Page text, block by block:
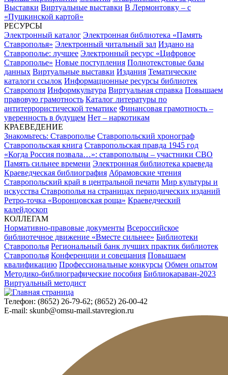
Выставки Виртуальные выставки В Лермонтовку – с
«Пушкинской картой»
РЕСУРСЫ
Электронный каталог Электронная библиотека «Память
Ставрополья» Электронный читальный зал Издано на
Ставрополье: лучшее Электронный ресурс «Цифровое
Ставрополье» Новые поступления Полнотекстовые базы
данных Виртуальные выставки Издания Тематические
каталоги ссылок Информационные ресурсы библиотек
Ставрополя Информкультура Виртуальная справка Повышаем
правовую грамотность Каталог литературы по
антитеррористической тематике Финансовая грамотность –
уверенность в будущем Нет – наркотикам
КРАЕВЕДЕНИЕ
Знакомьтесь: Ставрополье Ставропольский хронограф
Ставропольская книга Ставропольская правда 1945 год
«Когда Россия позвала…»: ставропольцы – участники СВО
Память сильнее времени Электронная библиотека краеведа
Краеведческая библиография Абрамовские чтения
Ставропольский край в центральной печати Мир культуры и
искусства Ставрополья на страницах периодических изданий
Ретро-точка «Воронцовская роща» Краеведческий
калейдоскоп
КОЛЛЕГАМ
Нормативно-правовые документы Всероссийское
библиотечное движение «Вместе сильнее» Библиотеки
Ставрополья Региональный банк лучших практик библиотек
Ставрополья Конференции и совещания Повышаем
квалификацию Профессиональные конкурсы Обмен опытом
Методико-библиографические пособия Библиокараван-2023
Виртуальный методист
Телефон: (8652) 26-79-62; (8652) 26-00-42
E-mail: skunb@omsu-mail.stavregion.ru